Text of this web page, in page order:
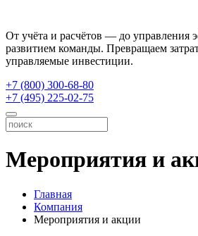
От учёта и расчётов — до управления
развитием команды. Превращаем
управляемые инвестиции.
+7 (800) 300-68-80
+7 (495) 225-02-75
Мероприятия и
Главная
Компания
Мероприятия и акции